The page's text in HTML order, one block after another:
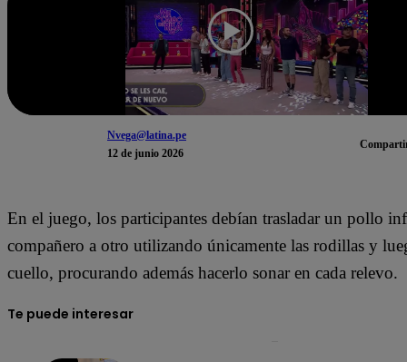
Nvega@latina.pe
12 de junio 2026
En el juego, los participantes debían trasladar un pollo
compañero a otro utilizando únicamente las rodillas y
cuello, procurando además hacerlo sonar en cada relevo.
Te puede interesar